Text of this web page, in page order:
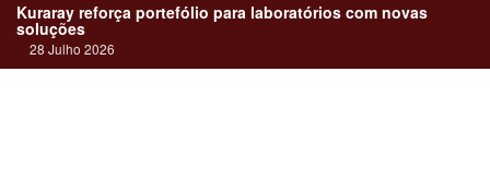
Kuraray reforça portefólio para laboratórios com novas
soluções
28 Julho 2026
"Devemos encarar cada caso como uma história construída